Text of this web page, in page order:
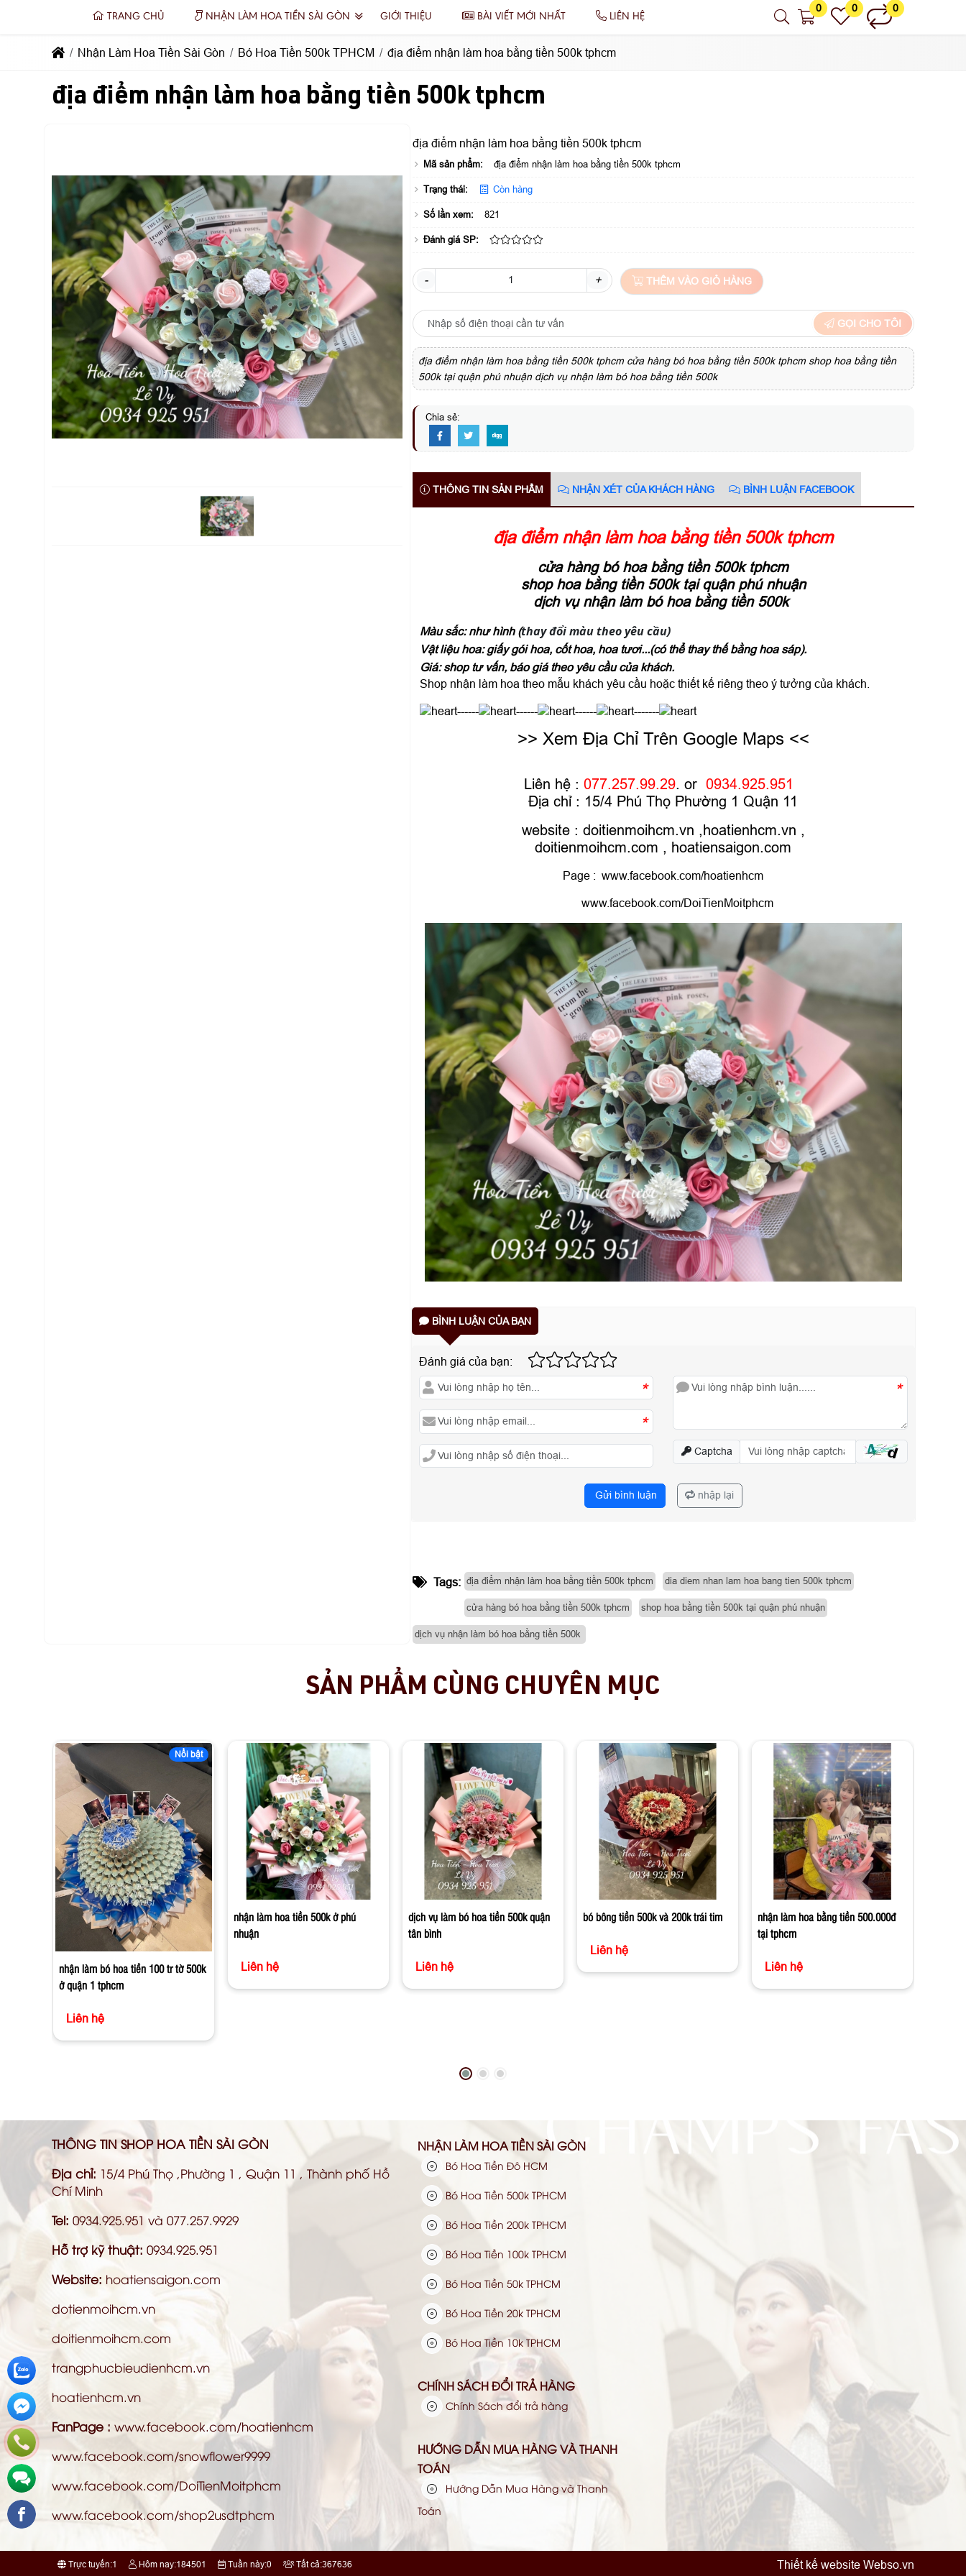
TRANG CHỦ NHẬN LÀM HOA TIỀN SÀI GÒN GIỚI THIỆU BÀI VIẾT MỚI NHẤT LIÊN HỆ
0 0 0
Nhận Làm Hoa Tiền Sài Gòn Bó Hoa Tiền 500k TPHCM địa điểm nhận làm hoa bằng tiền 500k tphcm
địa điểm nhận làm hoa bằng tiền 500k tphcm
địa điểm nhận làm hoa bằng tiền 500k tphcm
Mã sản phẩm: địa điểm nhận làm hoa bằng tiền 500k tphcm
Trạng thái: Còn hàng
Số lần xem: 821
Đánh giá SP:
- + THÊM VÀO GIỎ HÀNG
GỌI CHO TÔI
địa điểm nhận làm hoa bằng tiền 500k tphcm cửa hàng bó hoa bằng tiền 500k tphcm shop hoa bằng tiền
500k tại quận phú nhuận dịch vụ nhận làm bó hoa bằng tiền 500k
Chia sẻ:
THÔNG TIN SẢN PHẨM NHẬN XÉT CỦA KHÁCH HÀNG BÌNH LUẬN FACEBOOK
địa điểm nhận làm hoa bằng tiền 500k tphcm
cửa hàng bó hoa bằng tiền 500k tphcm
shop hoa bằng tiền 500k tại quận phú nhuận
dịch vụ nhận làm bó hoa bằng tiền 500k
Màu sắc: như hình (thay đổi màu theo yêu cầu)
Vật liệu hoa: giấy gói hoa, cốt hoa, hoa tươi...(có thể thay thế bằng hoa sáp).
Giá: shop tư vấn, báo giá theo yêu cầu của khách.
Shop nhận làm hoa theo mẫu khách yêu cầu hoặc thiết kế riêng theo ý tưởng của khách.
------ ------ ------ -------
>> Xem Địa Chỉ Trên Google Maps <<
Liên hệ :077.257.99.29. or0934.925.951
Địa chỉ : 15/4 Phú Thọ Phường 1 Quận 11
website : doitienmoihcm.vn , hoatienhcm.vn ,
doitienmoihcm.com , hoatiensaigon.com
Page : www.facebook.com/hoatienhcm
www.facebook.com/DoiTienMoitphcm
BÌNH LUẬN CỦA BẠN
Đánh giá của bạn:
*
*
*
Captcha
Gửi bình luận nhập lại
Tags: địa điểm nhận làm hoa bằng tiền 500k tphcm dia diem nhan lam hoa bang tien 500k tphcm
cửa hàng bó hoa bằng tiền 500k tphcm shop hoa bằng tiền 500k tại quận phú nhuận
dịch vụ nhận làm bó hoa bằng tiền 500k
SẢN PHẨM CÙNG CHUYÊN MỤC
Nổi bật
nhận làm bó hoa tiền 100 tr tờ 500k
ở quận 1 tphcm
Liên hệ
nhận làm hoa tiền 500k ở phú
nhuận
Liên hệ
dịch vụ làm bó hoa tiền 500k quận
tân bình
Liên hệ
bó bông tiền 500k và 200k trái tim
Liên hệ
nhận làm hoa bằng tiền 500.000đ
tại tphcm
Liên hệ
THÔNG TIN SHOP HOA TIỀN SÀI GÒN
Địa chỉ: 15/4 Phú Thọ ,Phường 1 , Quận 11 , Thành phố Hồ
Chí Minh
Tel: 0934.925.951 và 077.257.9929
Hỗ trợ kỹ thuật: 0934.925.951
Website: hoatiensaigon.com
dotienmoihcm.vn
doitienmoihcm.com
trangphucbieudienhcm.vn
hoatienhcm.vn
FanPage : www.facebook.com/hoatienhcm
www.facebook.com/snowflower9999
www.facebook.com/DoiTienMoitphcm
www.facebook.com/shop2usdtphcm
NHẬN LÀM HOA TIỀN SÀI GÒN
Bó Hoa Tiền Đô HCM
Bó Hoa Tiền 500k TPHCM
Bó Hoa Tiền 200k TPHCM
Bó Hoa Tiền 100k TPHCM
Bó Hoa Tiền 50k TPHCM
Bó Hoa Tiền 20k TPHCM
Bó Hoa Tiền 10k TPHCM
CHÍNH SÁCH ĐỔI TRẢ HÀNG
Chính Sách đổi trả hàng
HƯỚNG DẪN MUA HÀNG VÀ THANH
TOÁN
Hướng Dẫn Mua Hàng và Thanh
Toán
Trực tuyến:1 Hôm nay:184501 Tuần này:0 Tất cả:367636 Thiết kế website Webso.vn